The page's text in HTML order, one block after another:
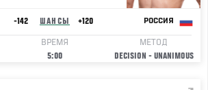
-142 ШАНСЫ +120 РОССИЯ
ВРЕМЯ
5:00
МЕТОД
DECISION - UNANIMOUS